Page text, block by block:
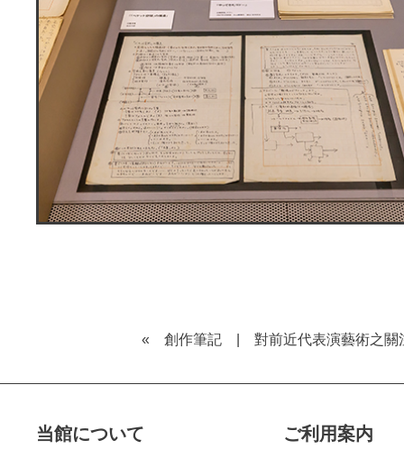
« 創作筆記 對前近代表演藝術之
当館について
ご利用案内